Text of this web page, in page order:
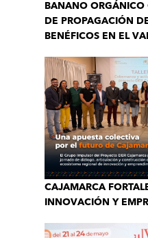
BANANO
DE PROPAGACIÓN
BENÉFICOS EN EL
CAJAMARCA
INNOVACIÓN Y